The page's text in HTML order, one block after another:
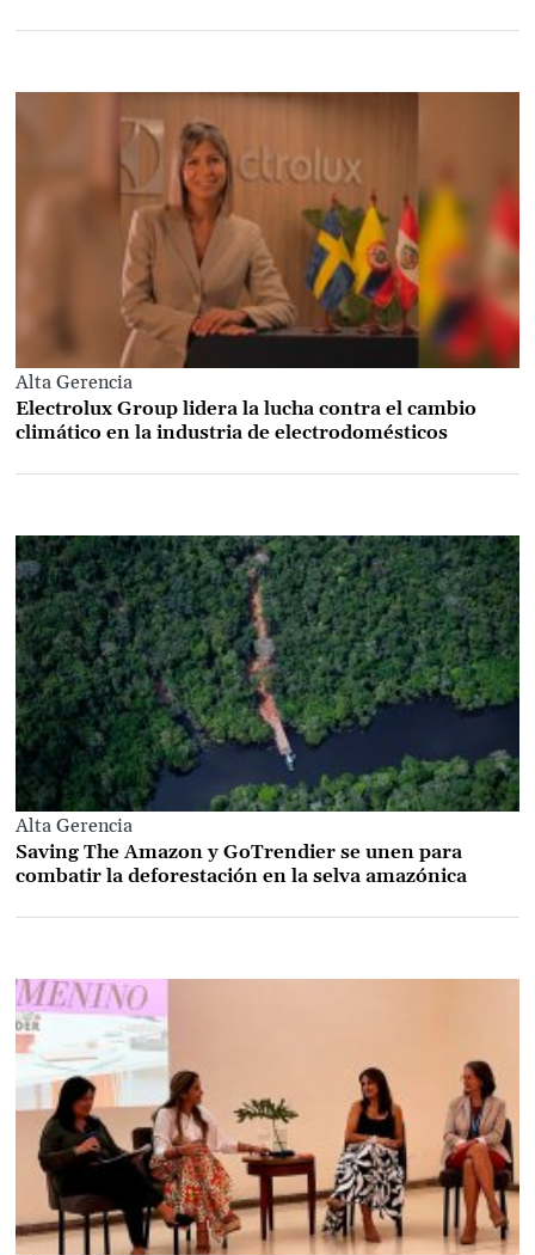
Alta Gerencia
Electrolux Group lidera la lucha contra el cambio
climático en la industria de electrodomésticos
Alta Gerencia
Saving The Amazon y GoTrendier se unen para
combatir la deforestación en la selva amazónica